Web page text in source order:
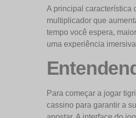
A principal característica
multiplicador que
tempo você espera,
uma experiência
Para começar a jogar
cassino para garantir a